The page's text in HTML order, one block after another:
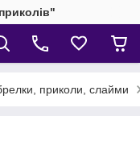
приколи, слайми